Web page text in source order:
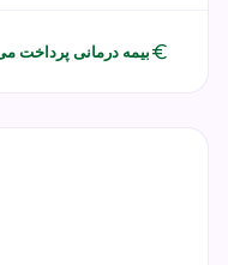
euroبیمه درمانی پرداخت